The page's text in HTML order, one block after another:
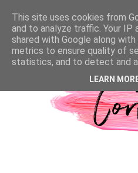
This site uses cookies from
and to analyze traffic. Your IP
shared with Google along
metrics to ensure quality of
statistics, and to detect and
LEARN